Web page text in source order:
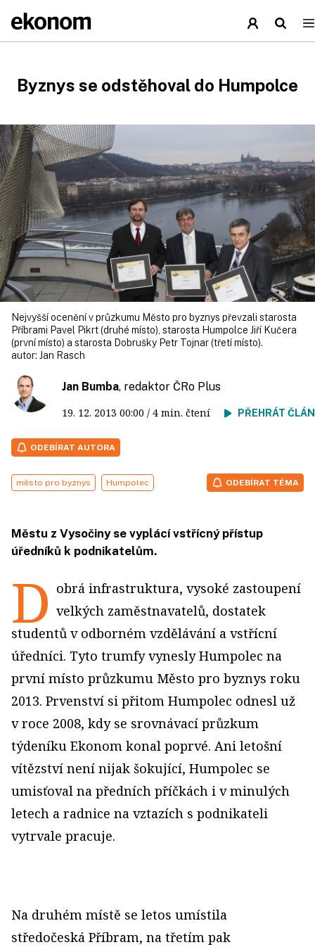
Byznys se odstěhoval do Humpolce
Nejvyšší ocenění v průzkumu Město pro byznys převzali starosta
Příbrami Pavel Pikrt (druhé místo), starosta Humpolce Jiří Kučera
(první místo) a starosta Dobrušky Petr Tojnar (třetí místo).
autor: Jan Rasch
Jan Bumba, redaktor ČRo Plus
19. 12. 2013 00:00 / 4 min. čtení PŘEHRÁT
ODEBÍRAT AUTORA
město pro byznys Humpolec ODEBÍRAT TÉMA
Městu z Vysočiny se vyplácí vstřícný přístup
úředníků k podnikatelům.
D obrá infrastruktura, vysoké zastoupení
velkých zaměstnavatelů, dostatek
studentů v odborném vzdělávání a vstřícní
úředníci. Tyto trumfy vynesly Humpolec na
první místo průzkumu Město pro byznys roku
2013. Prvenství si přitom Humpolec odnesl už
v roce 2008, kdy se srovnávací průzkum
týdeníku Ekonom konal poprvé. Ani letošní
vítězství není nijak šokující, Humpolec se
umisťoval na předních příčkách i v minulých
letech a radnice na vztazích s podnikateli
vytrvale pracuje.
Na druhém místě se letos umístila
středočeská Příbram, na třetím pak